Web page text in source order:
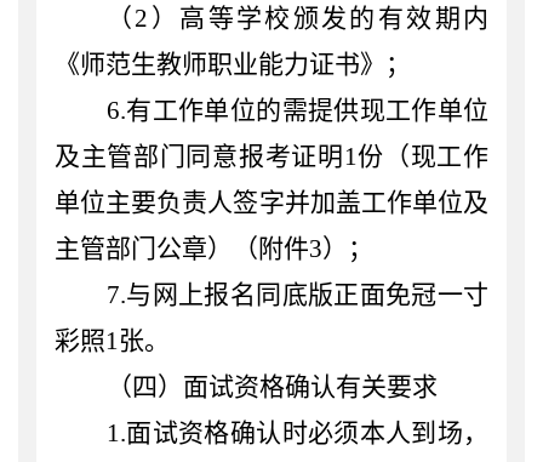
（ 2） 高等学校颁发的有效期内
《师范生教师职业能力证书》 ；
6.有工作单位的需提供现工作单位
及主管部门同意报考证明 1份 （现工作
单位主要负责人签字并加盖工作单位及
主管部门公章）（ 附件3）
；
7.与网上报名同底版正面免冠一寸
彩照1张。
（四）面试资格确认有关要求
1.面试资格确认时必须本人到场，